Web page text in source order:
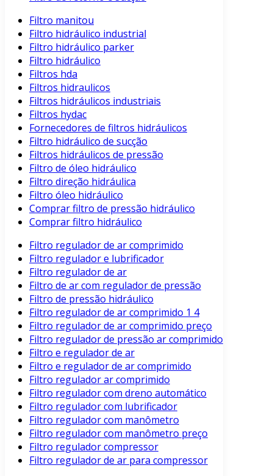
Filtro manitou
Filtro hidráulico industrial
Filtro hidráulico parker
Filtro hidráulico
Filtros hda
Filtros hidraulicos
Filtros hidráulicos industriais
Filtros hydac
Fornecedores de filtros hidráulicos
Filtro hidráulico de sucção
Filtros hidráulicos de pressão
Filtro de óleo hidráulico
Filtro direção hidráulica
Filtro óleo hidráulico
Comprar filtro de pressão hidráulico
Comprar filtro hidráulico
Filtro regulador de ar comprimido
Filtro regulador e lubrificador
Filtro regulador de ar
Filtro de ar com regulador de pressão
Filtro de pressão hidráulico
Filtro regulador de ar comprimido 1 4
Filtro regulador de ar comprimido preço
Filtro regulador de pressão ar comprimido
Filtro e regulador de ar
Filtro e regulador de ar comprimido
Filtro regulador ar comprimido
Filtro regulador com dreno automático
Filtro regulador com lubrificador
Filtro regulador com manômetro
Filtro regulador com manômetro preço
Filtro regulador compressor
Filtro regulador de ar para compressor